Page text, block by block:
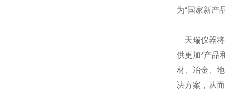
为“国家新产
天瑞仪器将
供更加*产品
材、冶金、
决方案，从